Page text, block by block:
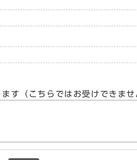
す（こちらではお受けできま